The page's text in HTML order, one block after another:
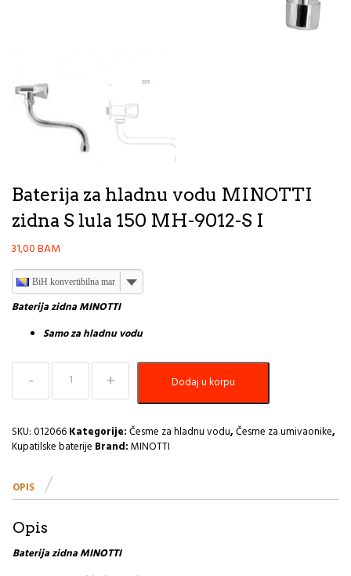
Baterija za hladnu vodu MINOTTI
zidna S lula 150 MH-9012-S I
31,00BAM
BiH konvertibilna marka
Baterija zidna MINOTTI
Samo za hladnu vodu
Baterija
hladnu
MINOTTI
zidna
lula
MH-
I
Dodaj u korpu
SKU:012066Kategorije:Česme za hladnu vodu,Česme za umivaonike,
Kupatilske baterije Brand:MINOTTI
OPIS
Opis
Baterija zidna MINOTTI